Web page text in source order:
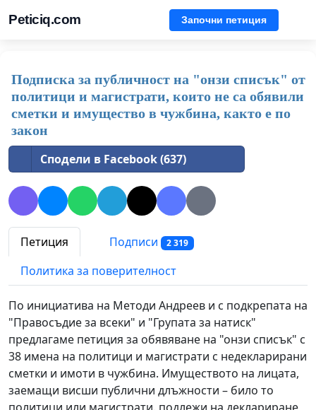
Peticiq.com Започни петиция
Подписка за публичност на "онзи списък" от
политици и магистрати, които не са обявили
сметки и имущество в чужбина, както е по
закон
Сподели в Facebook (637)
Петиция Подписи 2 319
Политика за поверителност
По инициатива на Методи Андреев и с подкрепата на
"Правосъдие за всеки" и "Групата за натиск"
предлагаме петиция за обявяване на "онзи списък" с
38 имена на политици и магистрати с недекларирани
сметки и имоти в чужбина. Имуществото на лицата,
заемащи висши публични длъжности – било то